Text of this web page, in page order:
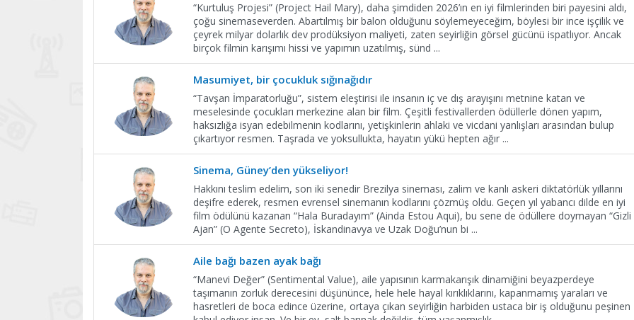
“Kurtuluş Projesi” (Project Hail Mary), daha şimdiden 2026’ın en iyi filmlerinden biri payesini aldı,
çoğu sinemaseverden. Abartılmış bir balon olduğunu söylemeyeceğim, böylesi bir ince işçilik ve
çeyrek milyar dolarlık dev prodüksiyon maliyeti, zaten seyirliğin görsel gücünü ispatlıyor. Ancak
birçok filmin karışımı hissi ve yapımın uzatılmış, sünd ...
Masumiyet, bir çocukluk sığınağıdır
“Tavşan İmparatorluğu”, sistem eleştirisi ile insanın iç ve dış arayışını metnine katan ve
meselesinde çocukları merkezine alan bir film. Çeşitli festivallerden ödüllerle dönen yapım,
haksızlığa isyan edebilmenin kodlarını, yetişkinlerin ahlaki ve vicdani yanlışları arasından bulup
çıkartıyor resmen. Taşrada ve yoksullukta, hayatın yükü hepten ağır ...
Sinema, Güney’den yükseliyor!
Hakkını teslim edelim, son iki senedir Brezilya sineması, zalim ve kanlı askeri diktatörlük yıllarını
deşifre ederek, resmen evrensel sinemanın kodlarını çözmüş oldu. Geçen yıl yabancı dilde en iyi
film ödülünü kazanan “Hala Buradayım” (Ainda Estou Aqui), bu sene de ödüllere doymayan “Gizli
Ajan” (O Agente Secreto), İskandinavya ve Uzak Doğu’nun bi ...
Aile bağı bazen ayak bağı
“Manevi Değer” (Sentimental Value), aile yapısının karmakarışık dinamiğini beyazperdeye
taşımanın zorluk derecesini düşününce, hele hele hayal kırıklıklarını, kapanmamış yaraları ve
hasretleri de boca edince üzerine, ortaya çıkan seyirliğin harbiden ustaca bir iş olduğunu peşinen